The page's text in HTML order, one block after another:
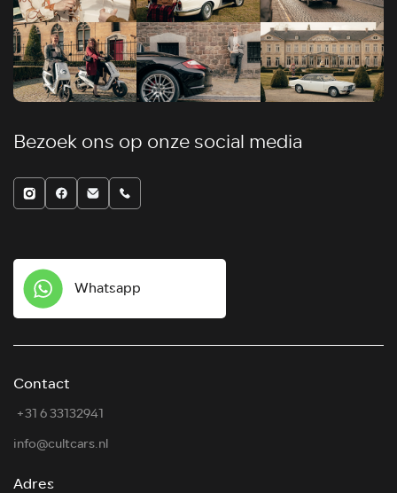
Bezoek ons op onze social media
Whatsapp
Contact
⁠ ⁠+31 6 33132941
info@cultcars.nl
Adres